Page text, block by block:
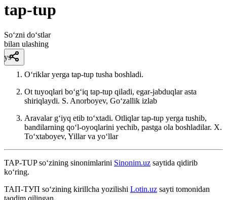
tap-tup
So‘zni do‘stlar
bilan ulashing
ys
Oʻriklar yerga tap-tup tusha boshladi.
Ot tuyoqlari boʻgʻiq tap-tup qiladi, egar-jabduqlar asta
shiriqlaydi. S. Anorboyev, Goʻzallik izlab
Aravalar gʻiyq etib toʻxtadi. Otliqlar tap-tup yerga tushib,
bandilarning qoʻl-oyoqlarini yechib, pastga ola boshladilar. X.
Toʻxtaboyev, Yillar va yoʻllar
TAP-TUPso‘zining sinonimlarini Sinonim.uz saytida qidirib
ko‘ring.
ТАП-ТУП so‘zining kirillcha yozilishi Lotin.uz sayti tomonidan
taqdim qilingan.